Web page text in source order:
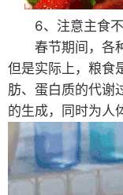
6、注意主食不
春节期间，各种
但是实际上，粮食
肪、蛋白质的代谢
的生成，同时为人